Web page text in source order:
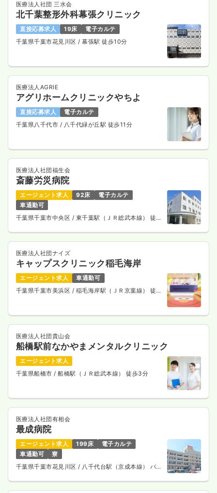
医療法人社団 三水会
北千葉整形外科幕張クリニック
直接応募求人 19床
電子カルテ
千葉県千葉市花見川区/ 幕張駅 徒歩10分
医療法人AGRIE
アグリホームクリニックやちよ
直接応募求人
電子カルテ
千葉県八千代市 / 八千代緑が丘駅 徒歩11分
医療法人社団福生会
斎藤労災病院
エージェント求人 92床
電子カルテ
車通勤可
千葉県千葉市中央区 / 東千葉駅（ＪＲ総武本線） 徒歩
医療法人社団ナイズ
キャップスクリニック稲毛海岸
エージェント求人
車通勤可
千葉県千葉市美浜区 / 稲毛海岸駅（ＪＲ京葉線） 徒歩
医療法人社団貴山会
船橋駅前なかやまメンタルクリニック
エージェント求人
千葉県船橋市/ 船橋駅（ＪＲ総武本線） 徒歩3分
医療法人社団有相会
最成病院
エージェント求人 199床
電子カルテ
車通勤可
寮
千葉県千葉市花見川区 / 八千代台駅（京成本線） バス